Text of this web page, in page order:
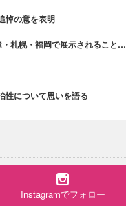
悼の意を表明
札幌・福岡で展示されること…
性について思いを語る
Instagramでフォロー